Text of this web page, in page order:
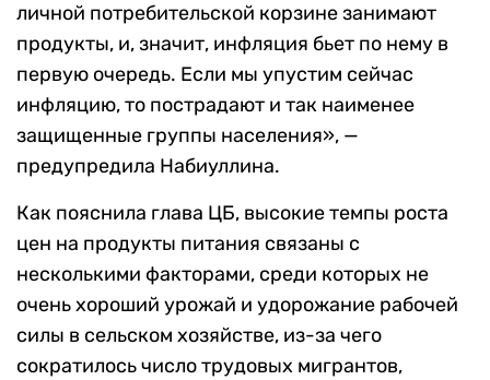
личной потребительской корзине занимают
продукты, и, значит, инфляция бьет по нему в
первую очередь. Если мы упустим сейчас
инфляцию, то пострадают и так наименее
защищенные группы населения», —
предупредила Набиуллина.
Как пояснила глава ЦБ, высокие темпы роста
цен на продукты питания связаны с
несколькими факторами, среди которых не
очень хороший урожай и удорожание рабочей
силы в сельском хозяйстве, из-за чего
сократилось число трудовых мигрантов,